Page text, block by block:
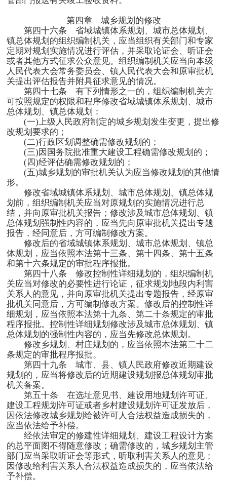
第四章 城乡规划的修改
第四十六条 省域城镇体系规划、城市总体规划、
镇总体规划的组织编制机关，应当组织有关部门和专家
定期对规划实施情况进行评估，并采取论证会、听证会
或者其他方式征求公众意见。组织编制机关应当向本级
人民代表大会常务委员会、镇人民代表大会和原审批机
关提出评估报告并附具征求意见的情况。
第四十七条 有下列情形之一的，组织编制机关方
可按照规定的权限和程序修改省域城镇体系规划、城市
总体规划、镇总体规划：
(一)上级人民政府制定的城乡规划发生变更，提出修
改规划要求的；
(二)行政区划调整确需修改规划的；
(三)因国务院批准重大建设工程确需修改规划的；
(四)经评估确需修改规划的；
(五)城乡规划的审批机关认为应当修改规划的其他情
形。
修改省域城镇体系规划、城市总体规划、镇总体规
划前，组织编制机关应当对原规划的实施情况进行总
结，并向原审批机关报告；修改涉及城市总体规划、镇
总体规划强制性内容的，应当先向原审批机关提出专题
报告，经同意后，方可编制修改方案。
修改后的省域城镇体系规划、城市总体规划、镇总
体规划，应当依照本法第十三条、第十四条、第十五条
和第十六条规定的审批程序报批。
第四十八条 修改控制性详细规划的，组织编制机
关应当对修改的必要性进行论证，征求规划地段内利害
关系人的意见，并向原审批机关提出专题报告，经原审
批机关同意后，方可编制修改方案。修改后的控制性详
细规划，应当依照本法第十九条、第二十条规定的审批
程序报批。控制性详细规划修改涉及城市总体规划、镇
总体规划的强制性内容的，应当先修改总体规划。
修改乡规划、村庄规划的，应当依照本法第二十二
条规定的审批程序报批。
第四十九条 城市、县、镇人民政府修改近期建设
规划的，应当将修改后的近期建设规划报总体规划审批
机关备案。
第五十条 在选址意见书、建设用地规划许可证、
建设工程规划许可证或者乡村建设规划许可证发放后，
因依法修改城乡规划给被许可人合法权益造成损失的，
应当依法给予补偿。
经依法审定的修建性详细规划、建设工程设计方案
的总平面图不得随意修改；确需修改的，城乡规划主管
部门应当采取听证会等形式，听取利害关系人的意见；
因修改给利害关系人合法权益造成损失的，应当依法给
予补偿。